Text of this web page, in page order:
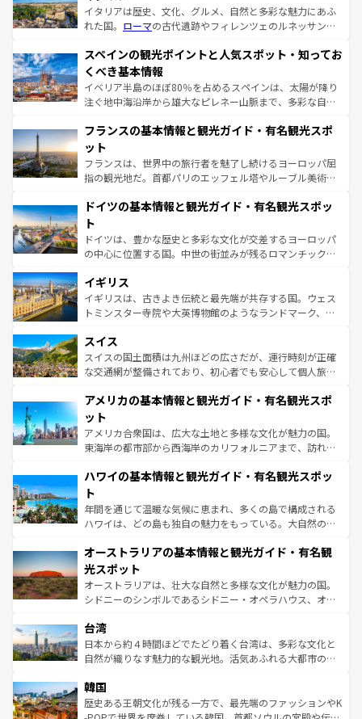
イタリアは歴史、文化、グルメ、自然と多彩な魅力にあふ
れた国。 ローマの古代遺跡やフィレンツェのルネッサンス
ろん、トスカーナの美しい田園風景やアマルフィ海岸の絶
景など、自然景観も見逃せない。観光の合間には、本場の
ピザやパスタなど、絶品のイタリア料理を堪能することも
できる。朝目覚めてから夜眠るまで、すべての瞬間を楽し
なお、新着のイタリア情報はコンテンツ一覧を参照してほ
しい。
スペインの観光ポイントと人気スポット・知ってお
くべき基本情報
イベリア半島のほぼ80％を占めるスペインは、太陽が降り
注ぐ地中海沿岸から雄大なピレネー山脈まで、多彩な自然
文化が根付くこの国では、情熱的なフラメンコ、熱気あふ
れる闘牛、そして美味しいタパスが生活の一部となってい
る。首都マドリードの洗練された雰囲気や、バルセロナの
アートに溢れた街角から、地方では古代ローマ遺跡や中世
せる。地方によって風土や気候が異なるスペインはその個
ンテンツ一覧 を参照してほしい。
フランスの基本情報と観光ガイド・有名観光スポ
ット
フランスは、世界中の旅行者を魅了し続けるヨーロッパ屈
指の観光地だ。首都パリのエッフェル塔やルーブル美術館
で、幅広い魅力が詰まっている。華麗な宮殿、歴史的な大
聖堂、美しいビーチ、そして豊かな自然が、訪れる者を心
から魅了する。また、フランスは美食の国としても知ら
れ、フランス料理はユネスコ無形文化遺産にも登録されて
香り高いラベンダー畑など、多彩な楽しみ方が可能だ。さ
らに、パリ以外の地域にも魅力が溢れており、どの街角に
も豊かな歴史と文化が息づいている。パリ以外の個性あふ
を参照してほしい。
ドイツの基本情報と観光ガイド・有名観光スポッ
ト
ドイツは、豊かな歴史と多彩な文化が交差するヨーロッパ
の中心に位置する国。中世の街並みが残るロマンチック街
顔を持つこの国は、どこを歩いても飽きることがない。ベ
ルリンの文化的活気、バイエルン州のアルプスの絶景、そ
してライン川沿いのワイン畑といった風景は必見。ビール
は、お酒好きな人にはぜひ体験してほしい。 なお、新着の
ドイツ情報はコンテンツ一覧を参照してほしい。
イギリス
イギリスは、古きよき伝統と最先端が共存する国。ウェス
トミンスター寺院や大英博物館のようなランドマーク、歴
リアごとに異なる魅力がある。また、優雅なアフタヌーン
ティー、ビール好きにはたまらない英国パブ、サッカー観
戦など、本場だからこそできる体験も豊富。イギリスを旅
ンツ一覧を参照してほしい。
スイス
スイスの国土面積は九州ほどの広さだが、運行時刻が正確
な交通網が整備されており、初心者でも安心して個人旅行
の建物がそのまま残る町や、スイスならではのユニークな
博物館もあり、アルプス観光だけでなく町歩きも満喫する
ことができる。国民の所得が高いため物価も高いが、旅行
者向けの交通パス提供のサービスもあり、うまく活用すれ
着のスイス情報はコンテンツ一覧を参照してほしい。
アメリカの基本情報と観光ガイド・有名観光スポ
ット
アメリカ合衆国は、広大な土地と多様な文化が魅力の国。
東海岸の都市部から西海岸のカリフォルニアまで、訪れる
のような巨大都市は、観光、ショッピング、エンターテイ
ンメントが詰まった刺激的なスポットだ。一方、アメリカ
西部には大自然が広がり、グランドキャニオンやイエロー
ストーン国立公園といった絶景が堪能できる。さらに、南
文化が魅力。旅行者はアメリカの各地域で異なる魅力を楽
しみながら、その多様性と豊かな歴史を感じることができ
るだろう。車でのロードトリップや列車の旅も、アメリカ
ならではの贅沢な旅のスタイルだ。 なお、新着のアメリカ
情報は コンテンツ一覧 を参照してほしい。
ハワイの基本情報と観光ガイド・有名観光スポッ
ト
年間を通じて温暖な気候に恵まれ、多くの島で構成される
ハワイは、どの島も独自の魅力をもっている。大自然の神
ワイ島は見逃せない。また、定番の観光地といえばオアフ
島だが、静かな自然を求めるならマウイ島やカウアイ島が
おすすめ。エメラルドグリーンに輝く海をはじめ、豊かな
文化や歴史が息づいている。「アロハスピリット」と呼ば
人々、おいしいローカルフードやハワイアンミュージッ
ク、伝統的なフラダンスなど、すべてがハワイの魅力を彩
っている。訪れるたびに新しい発見と感動が待っているハ
はコンテンツ一覧
オーストラリアの基本情報と観光ガイド・有名観
光スポット
オーストラリアは、壮大な自然と多様な文化が魅力の国。
シドニーのシンボルであるシドニー・オペラハウス、オー
リアリーフや大陸中央部にそびえるウルル（エアーズロッ
ク）、タスマニアの美しい原生林やケアンズの熱帯雨林な
ど、見どころがたくさん。また、カフェやワイン、オージ
いる。アクティビティも充実しており、サーフィンやダイ
ビング、ハイキングなど、アウトドア好きにはたまらな
い。オーストラリアの多彩な魅力を存分に味わいつくそ
台湾
日本から約４時間ほどでたどり着く台湾は、多彩な文化と
自然が織りなす魅力的な観光地。活気あふれる大都市の台
ン）、静ひつな山岳地帯である台湾東部など、都市の喧騒
と山間の静けさが共存しており、訪れる人に新しい発見と
驚きをもたらしてくれる。また、奥深い台湾の食文化も魅
韓国
歴史ある王朝文化が残る一方で、最先端のファッションやK